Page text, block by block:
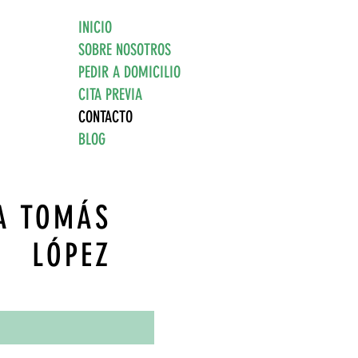
INICIO
SOBRE NOSOTROS
PEDIR A DOMICILIO
CITA PREVIA
CONTACTO
BLOG
TOMÁS
LÓPEZ